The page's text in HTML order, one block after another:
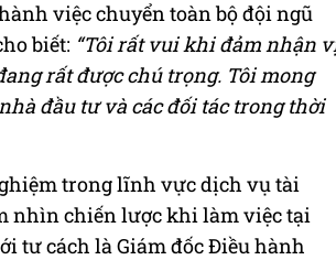
việc chuyển toàn bộ đội ngũ
biết: “Tôi rất vui khi đảm nhận
rất được chú trọng. Tôi mong
đầu tư và các đối tác trong thời
trong lĩnh vực dịch vụ tài
nhìn chiến lược khi làm việc tại
tư cách là Giám đốc Điều hành